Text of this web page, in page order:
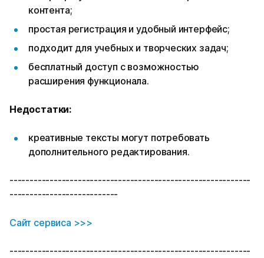
контента;
простая регистрация и удобный интерфейс;
подходит для учебных и творческих задач;
бесплатный доступ с возможностью
расширения функционала.
Недостатки:
креативные тексты могут потребовать
дополнительного редактирования.
------------------------------------------------------------
---------------------------
Сайт сервиса >>>
------------------------------------------------------------